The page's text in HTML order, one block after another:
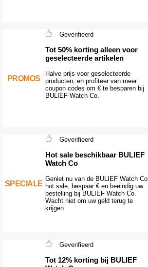
PROMOS
Geverifieerd
Tot 50% korting alleen voor
geselecteerde artikelen
Halve prijs voor geselecteerde
producten, en profiteer van meer
coupon codes om € te besparen bij
BULIEF Watch Co.
SPECIALE
Geverifieerd
Hot sale beschikbaar BULIEF
Watch Co
Geniet nu van de BULIEF Watch Co
hot sale, bespaar € en beëindig uw
bestelling bij BULIEF Watch Co.
Wacht niet om uw geld terug te
krijgen.
Geverifieerd
Tot 12% korting bij BULIEF